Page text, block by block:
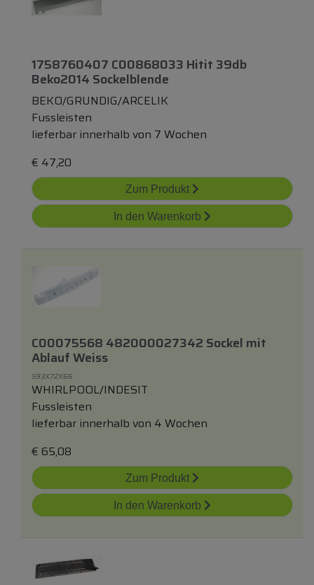
1758760407 C00868033 Hitit 39db
Beko2014 Sockelblende
BEKO/GRUNDIG/ARCELIK
Fussleisten
lieferbar innerhalb von 7 Wochen
€ 47,20
Zum Produkt
In den Warenkorb
C00075568 482000027342 Sockel mit
Ablauf Weiss
593X72X66
WHIRLPOOL/INDESIT
Fussleisten
lieferbar innerhalb von 4 Wochen
€ 65,08
Zum Produkt
In den Warenkorb